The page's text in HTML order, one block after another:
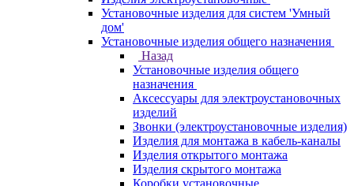
Установочные изделия для систем 'Умный
дом'
Установочные изделия общего назначения
Назад
Установочные изделия общего
назначения
Аксессуары для электроустановочных
изделий
Звонки (электроустановочные изделия)
Изделия для монтажа в кабель-каналы
Изделия открытого монтажа
Изделия скрытого монтажа
Коробки установочные